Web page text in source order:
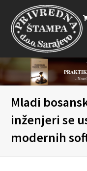
-
Mladi
inženjeri se
modernih